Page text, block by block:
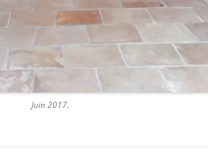
Juin 2017.